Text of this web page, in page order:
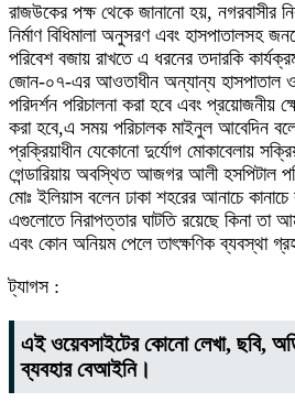
রাজউকের পক্ষ থেকে জানানো হয়, নগরবাসীর
নির্মাণ বিধিমালা অনুসরণ এবং হাসপাতালসহ
পরিবেশ বজায় রাখতে এ ধরনের তদারকি
জোন-০৭-এর আওতাধীন অন্যান্য হাসপাতাল ও
পরিদর্শন পরিচালনা করা হবে এবং প্রয়োজনীয়
করা হবে,এ সময় পরিচালক মাইনুল আবেদিন
প্রক্রিয়াধীন যেকোনো দুর্যোগ মোকাবেলায়
গেন্ডারিয়ায় অবস্থিত আজগর আলী হসপিটাল
মোঃ ইলিয়াস বলেন ঢাকা শহরের আনাচে
এগুলোতে নিরাপত্তার ঘাটতি রয়েছে কিনা তা
এবং কোন অনিয়ম পেলে তাৎক্ষণিক ব্যবস্থা
ট্যাগস :
এই ওয়েবসাইটের কোনো লেখা, ছবি,
ব্যবহার বেআইনি।